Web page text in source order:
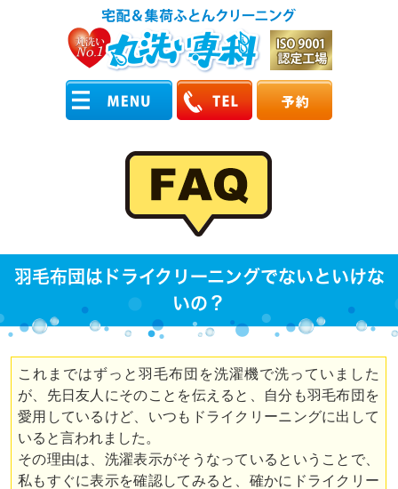
羽毛布団はドライクリーニングでないといけな
いの？
これまではずっと羽毛布団を洗濯機で洗っていました
が、先日友人にそのことを伝えると、自分も羽毛布団を
愛用しているけど、いつもドライクリーニングに出して
いると言われました。
その理由は、洗濯表示がそうなっているということで、
私もすぐに表示を確認してみると、確かにドライクリー